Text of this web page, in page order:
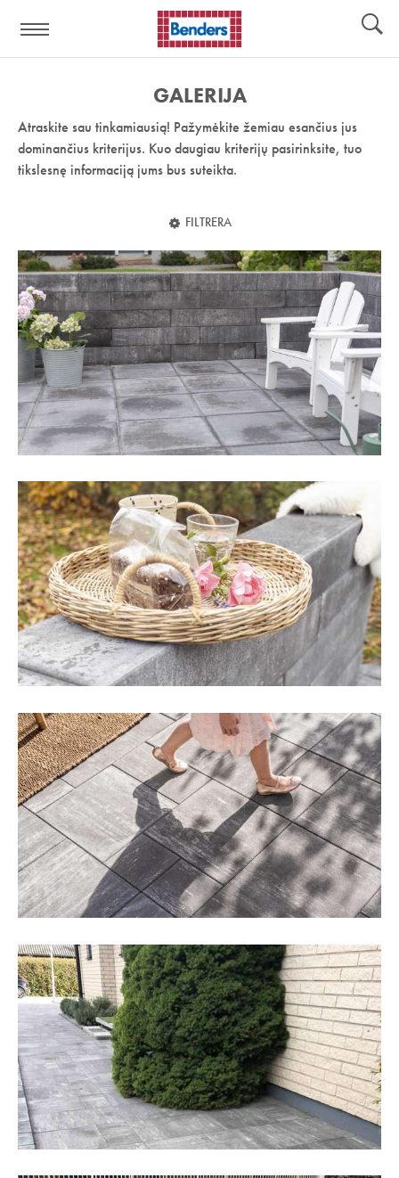
nuoroda:
GALERIJA
Atraskite sau tinkamiausią! Pažymėkite žemiau esančius jus
dominančius kriterijus. Kuo daugiau kriterijų pasirinksite, tuo
tikslesnę informaciją jums bus suteikta.
FILTRERA